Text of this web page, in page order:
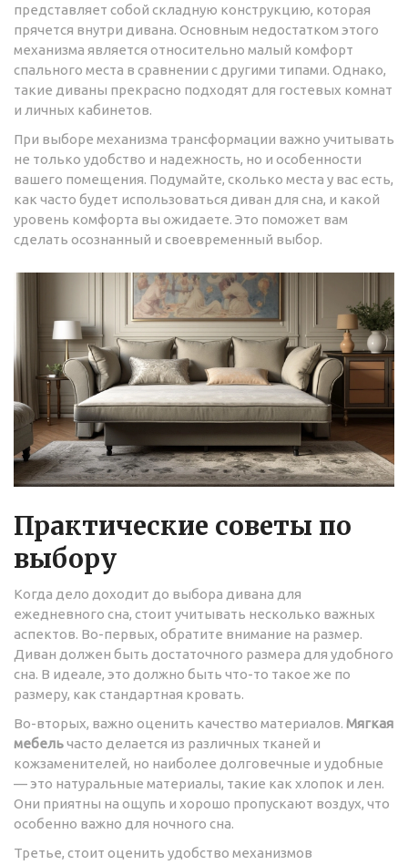
представляет собой складную конструкцию, которая
прячется внутри дивана. Основным недостатком этого
механизма является относительно малый комфорт
спального места в сравнении с другими типами. Однако,
такие диваны прекрасно подходят для гостевых комнат
и личных кабинетов.
При выборе механизма трансформации важно учитывать
не только удобство и надежность, но и особенности
вашего помещения. Подумайте, сколько места у вас есть,
как часто будет использоваться диван для сна, и какой
уровень комфорта вы ожидаете. Это поможет вам
сделать осознанный и своевременный выбор.
Практические советы по
выбору
Когда дело доходит до выбора дивана для
ежедневного сна, стоит учитывать несколько важных
аспектов. Во-первых, обратите внимание на размер.
Диван должен быть достаточного размера для удобного
сна. В идеале, это должно быть что-то такое же по
размеру, как стандартная кровать.
Во-вторых, важно оценить качество материалов. Мягкая
мебельчасто делается из различных тканей и
кожзаменителей, но наиболее долговечные и удобные
— это натуральные материалы, такие как хлопок и лен.
Они приятны на ощупь и хорошо пропускают воздух, что
особенно важно для ночного сна.
Третье, стоит оценить удобство механизмов